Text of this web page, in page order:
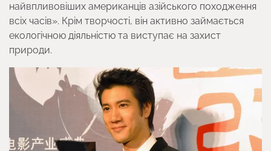
найвпливовіших американців азійського походження
всіх часів». Крім творчості, він активно займається
екологічною діяльністю та виступає на захист
природи.